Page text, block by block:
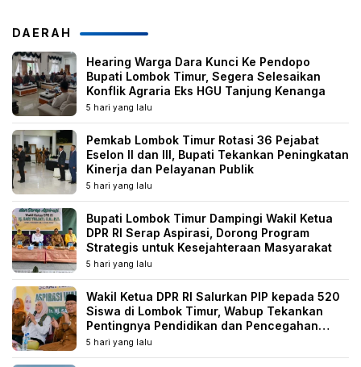
DAERAH
Hearing Warga Dara Kunci Ke Pendopo
Bupati Lombok Timur, Segera Selesaikan
Konflik Agraria Eks HGU Tanjung Kenanga
5 hari yang lalu
Pemkab Lombok Timur Rotasi 36 Pejabat
Eselon II dan III, Bupati Tekankan Peningkatan
Kinerja dan Pelayanan Publik
5 hari yang lalu
Bupati Lombok Timur Dampingi Wakil Ketua
DPR RI Serap Aspirasi, Dorong Program
Strategis untuk Kesejahteraan Masyarakat
5 hari yang lalu
Wakil Ketua DPR RI Salurkan PIP kepada 520
Siswa di Lombok Timur, Wabup Tekankan
Pentingnya Pendidikan dan Pencegahan
Perkawinan Anak
5 hari yang lalu